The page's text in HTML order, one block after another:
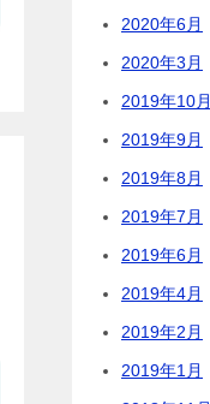
2020年6月
2020年3月
2019年10月
2019年9月
2019年8月
2019年7月
2019年6月
2019年4月
2019年2月
2019年1月